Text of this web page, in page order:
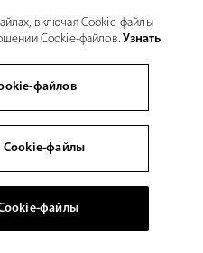
включая Cookie-файлы
Cookie-файлов.Узнать
файлов
Cookie-файлы
файлы